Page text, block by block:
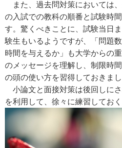
また、過去問対策においては
の入試での教科の順番と試験時
す。驚くべきことに、試験当日
験生もいるようですが、「問題
時間を与えるか」も大学からの
のメッセージを理解し、制限時
の頭の使い方を習得しておきまし
小論文と面接対策は後回しに
を利用して、徐々に練習してお